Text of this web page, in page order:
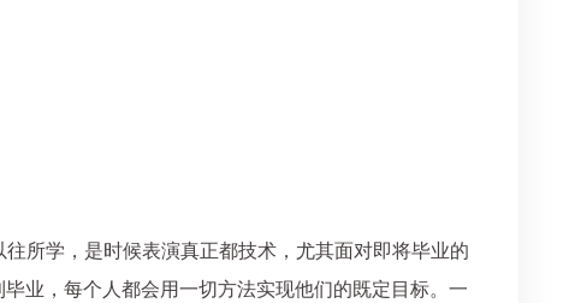
所学，是时候表演真正都技术，尤其面对即将毕业的
业，每个人都会用一切方法实现他们的既定目标。一